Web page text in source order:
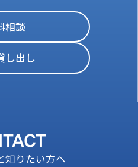
相談
し出し
知りたい方へ